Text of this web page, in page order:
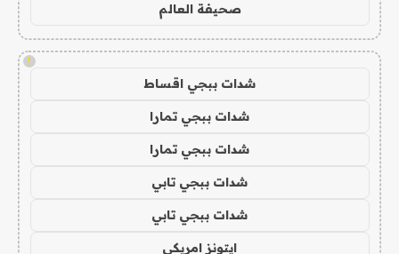
صحيفة العالم
!
شدات ببجي اقساط
شدات ببجي تمارا
شدات ببجي تمارا
شدات ببجي تابي
شدات ببجي تابي
ايتونز امريكي